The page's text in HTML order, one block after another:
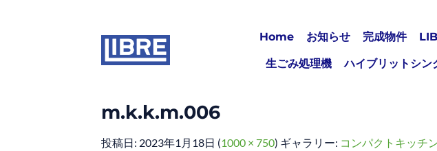
Home お知らせ 完成物件
生ごみ処理機 ハイブリットシン
m.k.k.m.006
投稿日: 2023年1月18日 (1000 × 750) ギャラリー: コンパクトキッチ